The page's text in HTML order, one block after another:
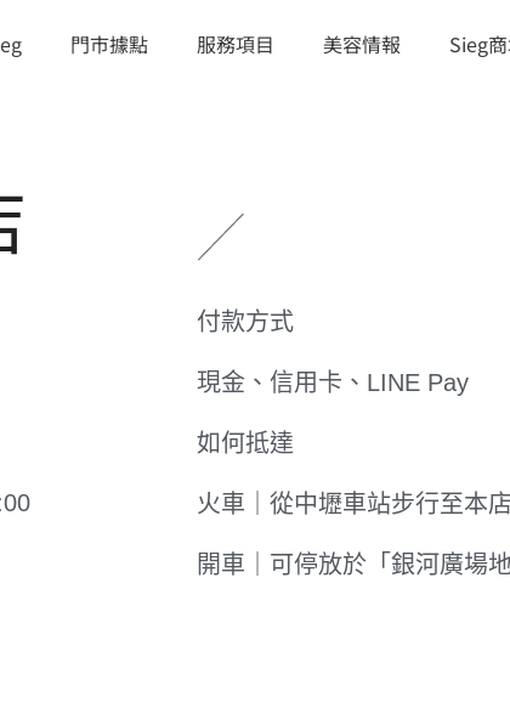
門市據點 服務項目 美容情報 Sieg
付款方式
現金、信用卡、LINE Pay
如何抵達
火車｜從中壢車站步行至本
開車｜可停放於「銀河廣場